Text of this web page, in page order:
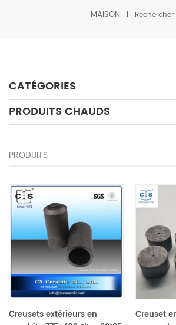
MAISON Rechercher
CATÉGORIES
PRODUITS CHAUDS
PRODUITS
Creusets extérieurs en
Creuset